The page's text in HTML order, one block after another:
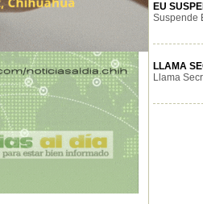
EU
Suspende
LLAMA
Llama